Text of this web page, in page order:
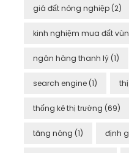
giá đất nông nghiệp (2)
kinh nghiệm mua đất
ngân hàng thanh lý (1)
search engine (1)
thống kê thị trường (69)
tăng nóng (1) định